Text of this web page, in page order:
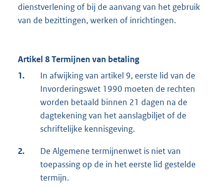
dienstverlening of bij de aanvang van het gebruik
van de bezittingen, werken of inrichtingen.
Artikel 8 Termijnen van betaling
1.
In afwijking van artikel 9, eerste lid van de
Invorderingswet 1990 moeten de rechten
worden betaald binnen 21 dagen na de
dagtekening van het aanslagbiljet of de
schriftelijke kennisgeving.
2.
De Algemene termijnenwet is niet van
toepassing op de in het eerste lid gestelde
termijn.